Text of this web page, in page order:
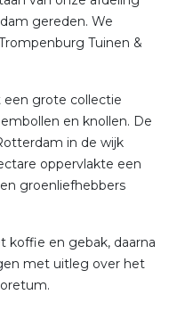
gereden. We
Tuinen &
een grote collectie
en knollen. De
in de wijk
oppervlakte een
groenliefhebbers
koffie en gebak, daarna
met uitleg over het